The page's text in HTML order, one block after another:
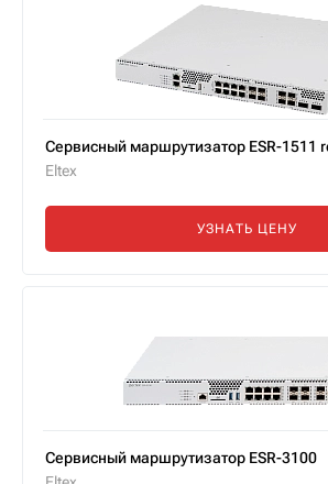
Сервисный маршрутизатор ESR-1511
Eltex
УЗНАТЬ ЦЕНУ
Сервисный маршрутизатор ESR-3100